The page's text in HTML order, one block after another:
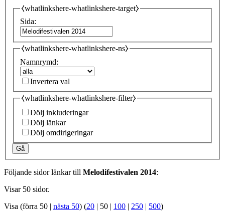
⧼whatlinkshere-whatlinkshere-target⧽
Sida:
⧼whatlinkshere-whatlinkshere-ns⧽
Namnrymd:
Invertera val
⧼whatlinkshere-whatlinkshere-filter⧽
Dölj inkluderingar
Dölj länkar
Dölj omdirigeringar
Gå
Följande sidor länkar till Melodifestivalen 2014:
Visar 50 sidor.
Visa (förra 50 | nästa 50) (20 | 50 | 100 | 250 | 500)